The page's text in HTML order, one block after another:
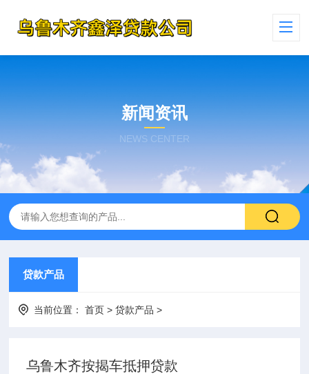
新闻资讯
NEWS CENTER
贷款产品
当前位置：首页 >贷款产品 >
乌鲁木齐按揭车抵押贷款